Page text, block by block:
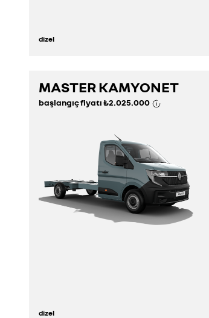
dizel
keşfedin
MASTER KAMYONET
başlangıç fiyatı₺2.025.000
dizel